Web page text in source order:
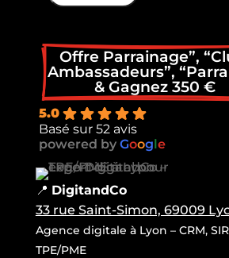
Offre Parrainage”,
Ambassadeurs”,
& Gagnez 350 €
5.0
Basé sur 52 avis
powered by Google
📍 DigitandCo
33 rue Saint-Simon, 69009
Agence digitale à Lyon – CRM,
TPE/PME